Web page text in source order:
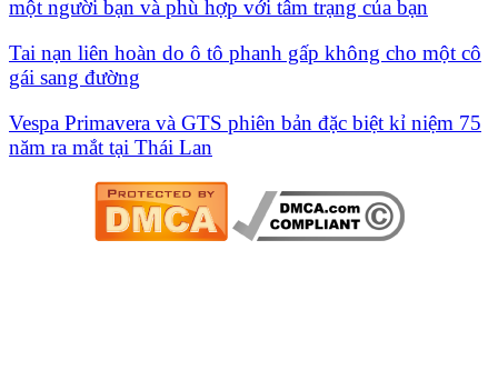
một người bạn và phù hợp với tâm trạng của bạn
Tai nạn liên hoàn do ô tô phanh gấp không cho một cô
gái sang đường
Vespa Primavera và GTS phiên bản đặc biệt kỉ niệm 75
năm ra mắt tại Thái Lan